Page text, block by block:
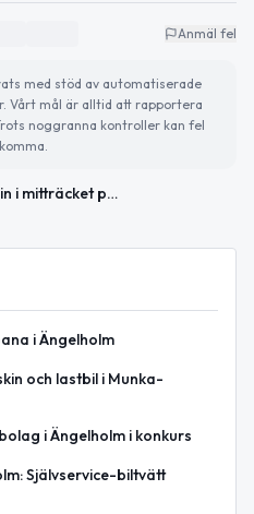
Anmäl fel
med stöd av automatiserade
Vårt mål är alltid att rapportera
noggranna kontroller kan fel
Lastbil körde in i mitträcket på E6 norr om Hjärnarp
i Ängelholm
och lastbil i Munka-
i Ängelholm i konkurs
Självservice-biltvätt